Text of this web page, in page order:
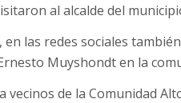
al alcalde del
en las redes sociales
Muyshondt en la
vecinos de la Comunidad